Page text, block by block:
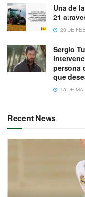
Una de
21
20 DE
Sergio
persona
que
18 DE
Recent News